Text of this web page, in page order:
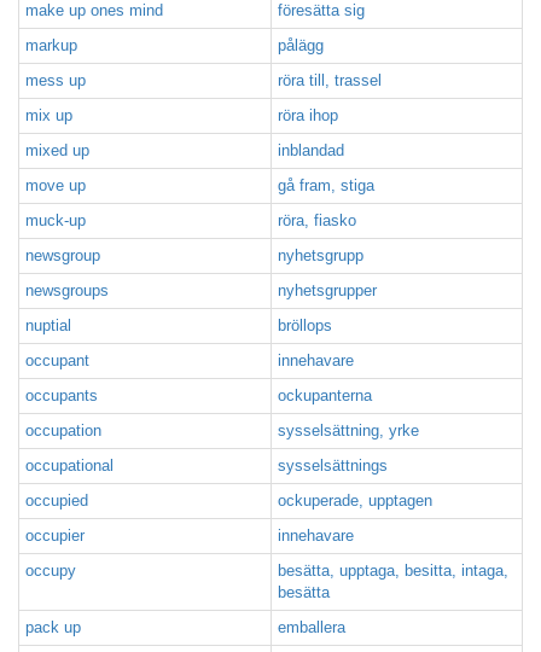
make up ones mind
föresätta sig
markup
pålägg
mess up
röra till, trassel
mix up
röra ihop
mixed up
inblandad
move up
gå fram, stiga
muck-up
röra, fiasko
newsgroup
nyhetsgrupp
newsgroups
nyhetsgrupper
nuptial
bröllops
occupant
innehavare
occupants
ockupanterna
occupation
sysselsättning, yrke
occupational
sysselsättnings
occupied
ockuperade, upptagen
occupier
innehavare
occupy
besätta, upptaga, besitta, intaga,
besätta
pack up
emballera